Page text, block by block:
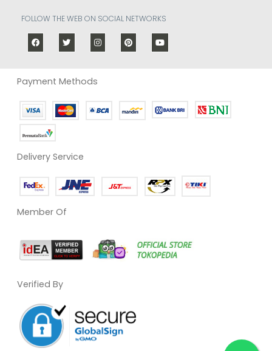
FOLLOW THE WEB ON SOCIAL NETWORKS
Payment Methods
Delivery Service
Member Of
Verified By